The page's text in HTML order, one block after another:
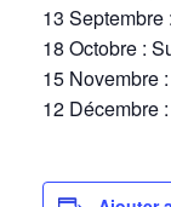
13
18 Octobre :
15 Novembre
12 Décembre